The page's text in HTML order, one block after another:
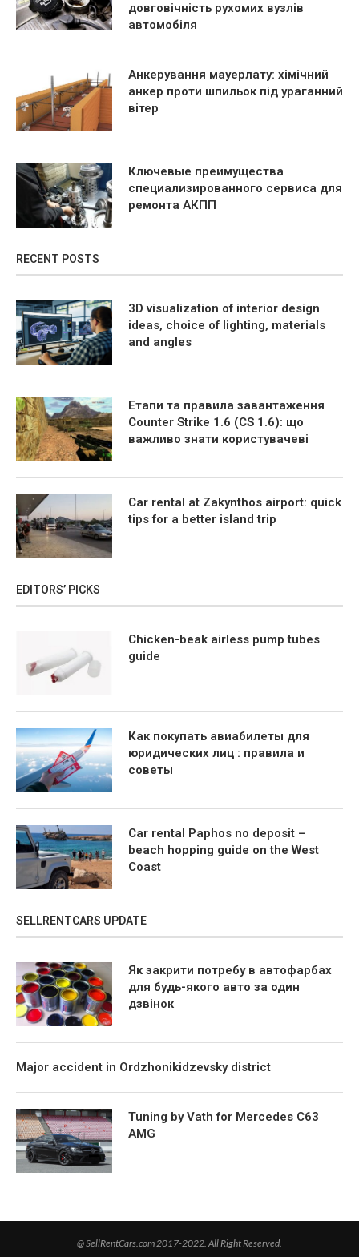
довговічність рухомих вузлів
автомобіля
Анкерування мауерлату: хімічний
анкер проти шпильок під ураганний
вітер
Ключевые преимущества
специализированного сервиса для
ремонта АКПП
RECENT POSTS
3D visualization of interior design
ideas, choice of lighting, materials
and angles
Етапи та правила завантаження
Counter Strike 1.6 (CS 1.6): що
важливо знати користувачеві
Car rental at Zakynthos airport: quick
tips for a better island trip
EDITORS’ PICKS
Chicken-beak airless pump tubes
guide
Как покупать авиабилеты для
юридических лиц : правила и
советы
Car rental Paphos no deposit –
beach hopping guide on the West
Coast
SELLRENTCARS UPDATE
Як закрити потребу в автофарбах
для будь-якого авто за один
дзвінок
Major accident in Ordzhonikidzevsky district
Tuning by Vath for Mercedes C63
AMG
@ SellRentCars.com 2017-2022. All Right Reserved.